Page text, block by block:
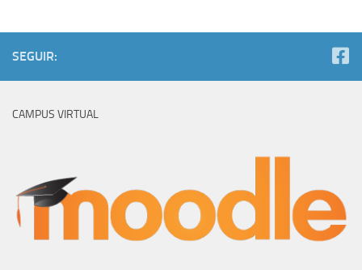
SEGUIR:
CAMPUS VIRTUAL